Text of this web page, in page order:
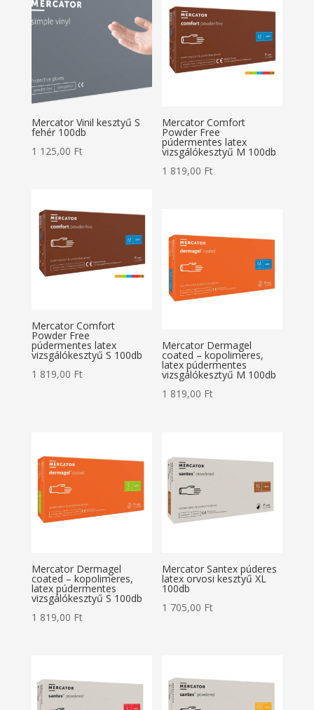
Mercator Vinil kesztyű S
fehér 100db
1 125,00 Ft
Mercator Comfort
Powder Free
púdermentes latex
vizsgálókesztyű M 100db
1 819,00 Ft
Mercator Comfort
Powder Free
púdermentes latex
vizsgálókesztyű S 100db
1 819,00 Ft
Mercator Dermagel
coated – kopolimeres,
latex púdermentes
vizsgálókesztyű M 100db
1 819,00 Ft
Mercator Dermagel
coated – kopolimeres,
latex púdermentes
vizsgálókesztyű S 100db
1 819,00 Ft
Mercator Santex púderes
latex orvosi kesztyű XL
100db
1 705,00 Ft